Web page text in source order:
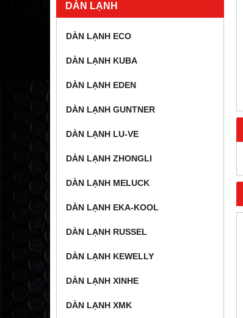
DÀN LẠNH
DÀN LẠNH ECO
DÀN LẠNH KUBA
DÀN LẠNH EDEN
DÀN LẠNH GUNTNER
DÀN LẠNH LU-VE
DÀN LẠNH ZHONGLI
DÀN LẠNH MELUCK
DÀN LẠNH EKA-KOOL
DÀN LẠNH RUSSEL
DÀN LẠNH KEWELLY
DÀN LẠNH XINHE
DÀN LẠNH XMK